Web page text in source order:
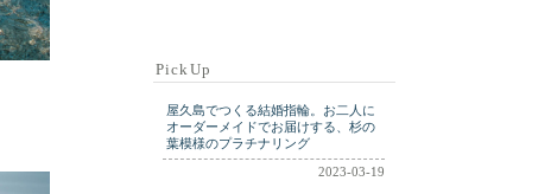
PickUp
屋久島でつくる結婚指輪。お二人に
オーダーメイドでお届けする、杉の
葉模様のプラチナリング
2023-03-19